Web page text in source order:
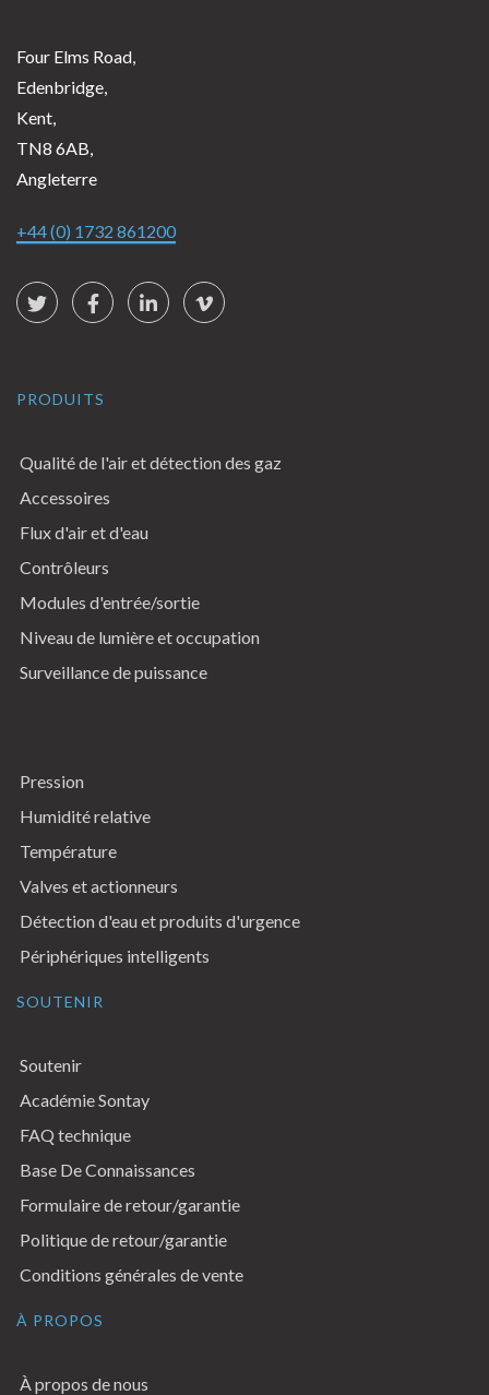
Four Elms Road,
Edenbridge,
Kent,
TN8 6AB,
Angleterre
+44 (0) 1732 861200
Social Links
TwitterFacebookLinkedInvimeo
PRODUITS
Qualité de l'air et détection des gaz
Accessoires
Flux d'air et d'eau
Contrôleurs
Modules d'entrée/sortie
Niveau de lumière et occupation
Surveillance de puissance
Pression
Humidité relative
Température
Valves et actionneurs
Détection d'eau et produits d'urgence
Périphériques intelligents
SOUTENIR
Soutenir
Académie Sontay
FAQ technique
Base De Connaissances
Formulaire de retour/garantie
Politique de retour/garantie
Conditions générales de vente
À PROPOS
À propos de nous